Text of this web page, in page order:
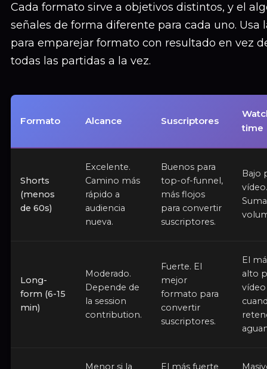
Cada formato sirve a objetivos distintos, y el
señales de forma diferente para cada uno.
para emparejar formato con resultado en vez
todas las partidas a la vez.
Formato Alcance Suscriptores
time
Shorts
(menos
de 60s)
Excelente.
Camino más
rápido a
audiencia
nueva.
Buenos para
top-of-funnel,
más flojos
para convertir
suscriptores.
Bajo
vídeo.
Long-
form (6-15
min)
Moderado.
Depende de
la session
contribution.
Fuerte. El
mejor
formato para
convertir
suscriptores.
El
alto
vídeo
Menor si la
El más fuerte